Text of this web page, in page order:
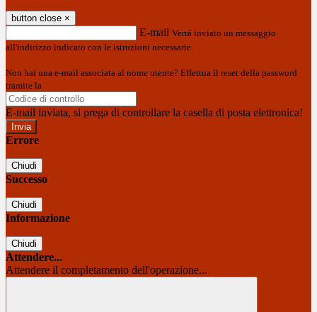
button close ×
E-mail Verrà inviato un messaggio
all'indirizzo indicato con le istruzioni necessarie.
Non hai una e-mail associata al nome utente? Effettua il reset della password
tramite la
E-mail inviata, si prega di controllare la casella di posta elettronica!
Errore
Chiudi
Successo
Chiudi
Informazione
Chiudi
Attendere...
Attendere il completamento dell'operazione...